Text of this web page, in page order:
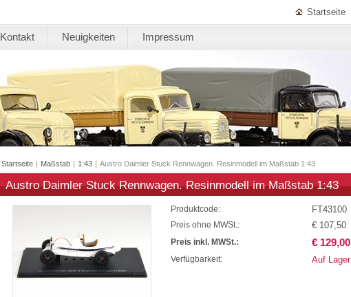
Startseite
Kontakt Neuigkeiten Impressum
Startseite | Maßstab | 1:43 | Austro Daimler Stuck Rennwagen. Resinmodell im Maßstab 1:43
Austro Daimler Stuck Rennwagen. Resinmodell im Maßstab 1:43
Produktcode: FT43100
Preis ohne MWSt.: € 107,50
Preis inkl. MWSt.: € 129,00
Verfügbarkeit: Auf Lager